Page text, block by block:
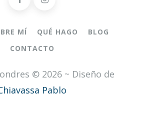
MÍ QUÉ HAGO
BLOG
CONTACTO
© 2026 ~ Diseño de
Pablo